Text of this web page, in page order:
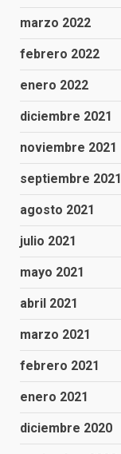
marzo 2022
febrero 2022
enero 2022
diciembre 2021
noviembre 2021
septiembre 2021
agosto 2021
julio 2021
mayo 2021
abril 2021
marzo 2021
febrero 2021
enero 2021
diciembre 2020